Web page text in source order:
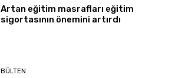
Artan eğitim masrafları eğitim
sigortasının önemini artırdı
BÜLTEN